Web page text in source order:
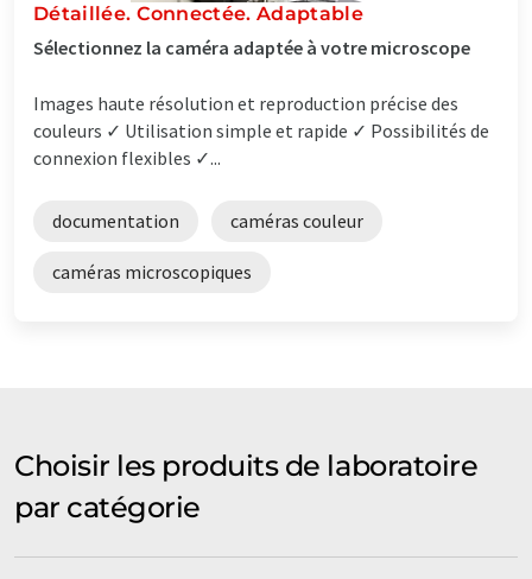
Détaillée. Connectée. Adaptable
Sélectionnez la caméra adaptée à votre microscope
Images haute résolution et reproduction précise des
couleurs ✓ Utilisation simple et rapide ✓ Possibilités de
connexion flexibles ✓...
documentation caméras couleur
caméras microscopiques
Choisir les produits de laboratoire
par catégorie